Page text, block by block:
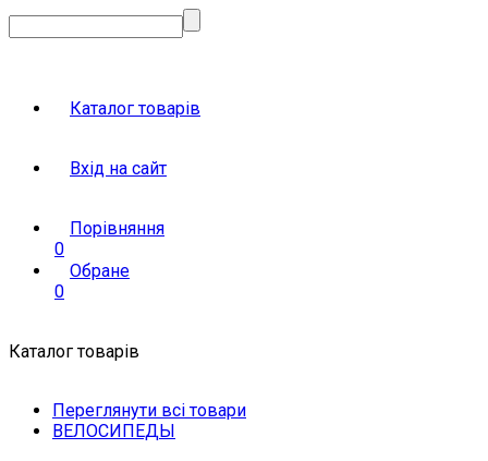
Каталог товарів
Вхід на сайт
Порівняння
0
Обране
0
Каталог товарів
Переглянути всі товари
ВЕЛОСИПЕДЫ